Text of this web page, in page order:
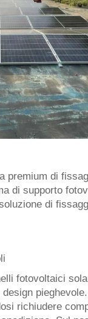
premium di
di supporto
di
fotovoltaici
richiudere